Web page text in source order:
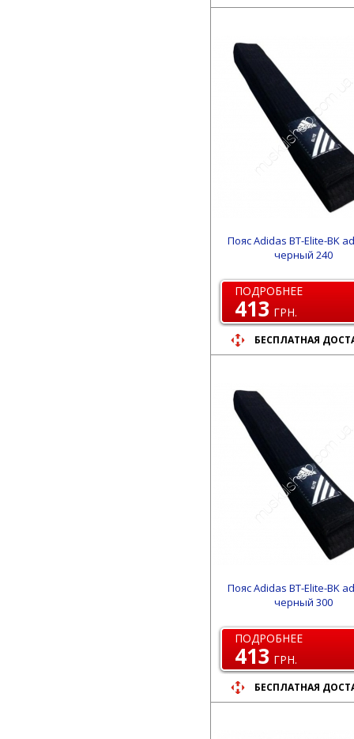
Пояс Adidas BT-Elite-BK
черный 240
ПОДРОБНЕЕ
413 ГРН.
БЕСПЛАТНАЯ
Пояс Adidas BT-Elite-BK
черный 300
ПОДРОБНЕЕ
413 ГРН.
БЕСПЛАТНАЯ